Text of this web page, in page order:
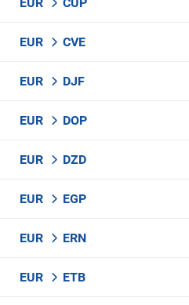
EUR CVE
EUR DJF
EUR DOP
EUR DZD
EUR EGP
EUR ERN
EUR ETB